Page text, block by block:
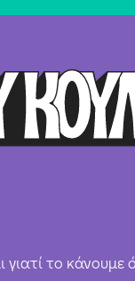
γιατί το κάνουμε